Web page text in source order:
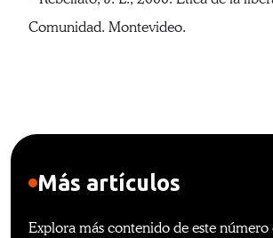
Comunidad. Montevideo.
Más artículos
Explora más contenido de este número